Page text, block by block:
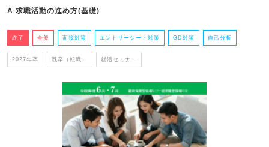
A 求職活動の進め方(基礎)
終了 全般 面接対策 エントリーシート対策 GD対策 自己分析
2027年卒 既卒（転職） 就活セミナー